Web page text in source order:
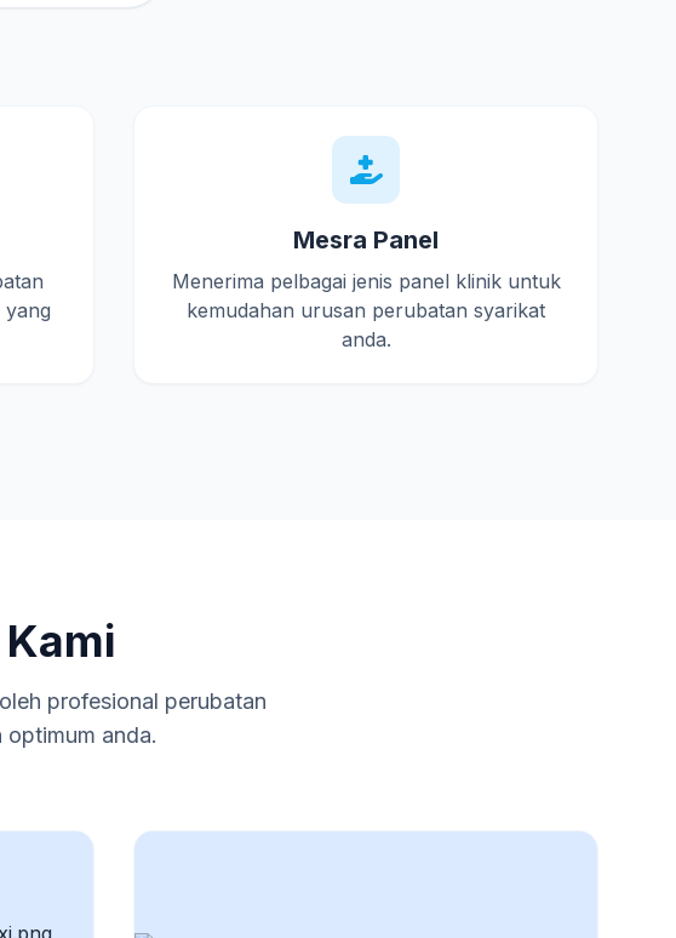
Mesra Panel
Menerima pelbagai jenis panel klinik untuk
kemudahan urusan perubatan syarikat
anda.
Kami
profesional perubatan
optimum anda.